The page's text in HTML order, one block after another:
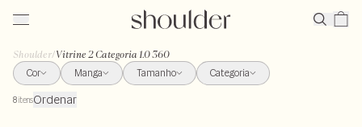
Shoulder/Vitrine 2 Categoria 1.0 360
Cor
Manga Tamanho Categoria
8itensOrdenar